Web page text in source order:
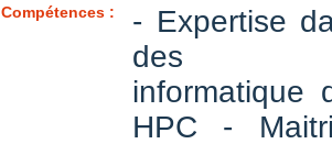
Compétences :
- Expertise
des
informatique
HPC -